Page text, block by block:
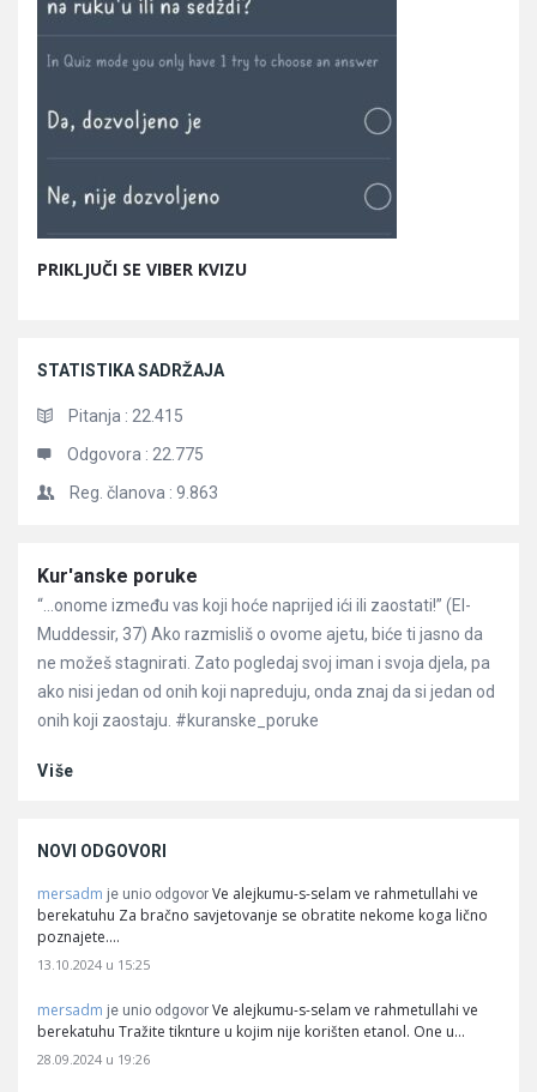
PRIKLJUČI SE VIBER KVIZU
STATISTIKA SADRŽAJA
Pitanja : 22.415
Odgovora : 22.775
Reg. članova : 9.863
Članci
Kur'anske poruke
“…onome između vas koji hoće naprijed ići ili zaostati!” (El-
Muddessir, 37) Ako razmisliš o ovome ajetu, biće ti jasno da
ne možeš stagnirati. Zato pogledaj svoj iman i svoja djela, pa
ako nisi jedan od onih koji napreduju, onda znaj da si jedan od
onih koji zaostaju. #kuranske_poruke
Više
NOVI ODGOVORI
mersadm je unio odgovor Ve alejkumu-s-selam ve rahmetullahi ve
berekatuhu Za bračno savjetovanje se obratite nekome koga lično
poznajete.…
13.10.2024 u 15:25
mersadm je unio odgovor Ve alejkumu-s-selam ve rahmetullahi ve
berekatuhu Tražite tiknture u kojim nije korišten etanol. One u…
28.09.2024 u 19:26